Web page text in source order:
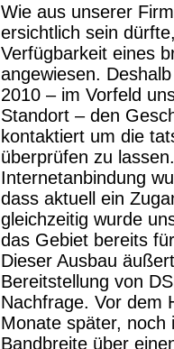
Wie aus unserer
ersichtlich sein
Verfügbarkeit eines
angewiesen.
2010 – im Vorfeld
Standort – den
kontaktiert um die
überprüfen zu
Internetanbindung
dass aktuell ein
gleichzeitig wurde
das Gebiet bereits
Dieser Ausbau
Bereitstellung von
Nachfrage. Vor dem
Monate später, noch
Bandbreite über